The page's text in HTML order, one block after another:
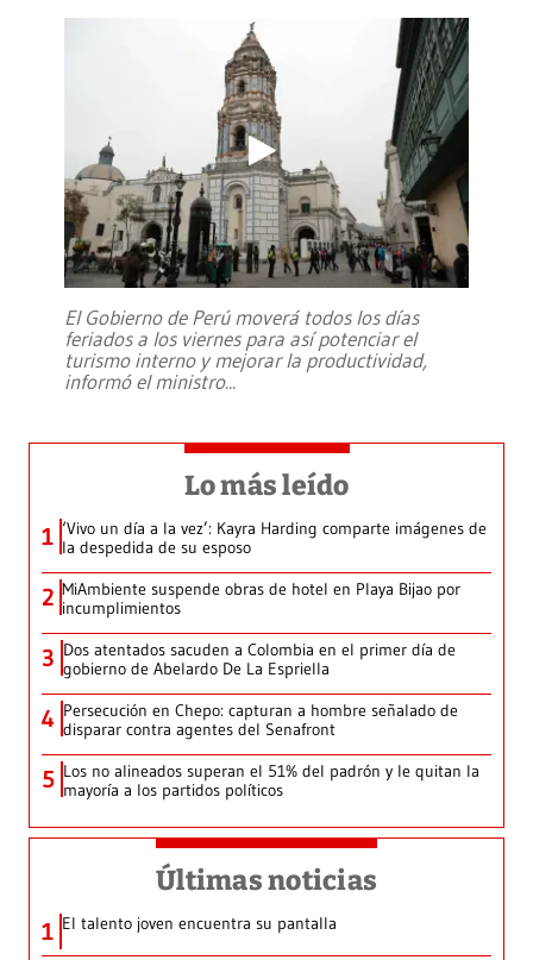
El Gobierno de Perú moverá todos los días
feriados a los viernes para así potenciar el
turismo interno y mejorar la productividad,
informó el ministro...
Lo más leído
1 ‘Vivo un día a la vez’: Kayra Harding comparte imágenes de
la despedida de su esposo
2 MiAmbiente suspende obras de hotel en Playa Bijao por
incumplimientos
3 Dos atentados sacuden a Colombia en el primer día de
gobierno de Abelardo De La Espriella
4 Persecución en Chepo: capturan a hombre señalado de
disparar contra agentes del Senafront
5 Los no alineados superan el 51% del padrón y le quitan la
mayoría a los partidos políticos
Últimas noticias
1 El talento joven encuentra su pantalla​